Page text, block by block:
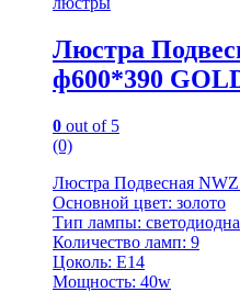
Люстра
ф600*390
0 out of 5
(0)
Люстра Подвесная
Основной цвет: золото
Тип лампы:
Количество ламп: 9
Цоколь: E14
Мощность: 40w